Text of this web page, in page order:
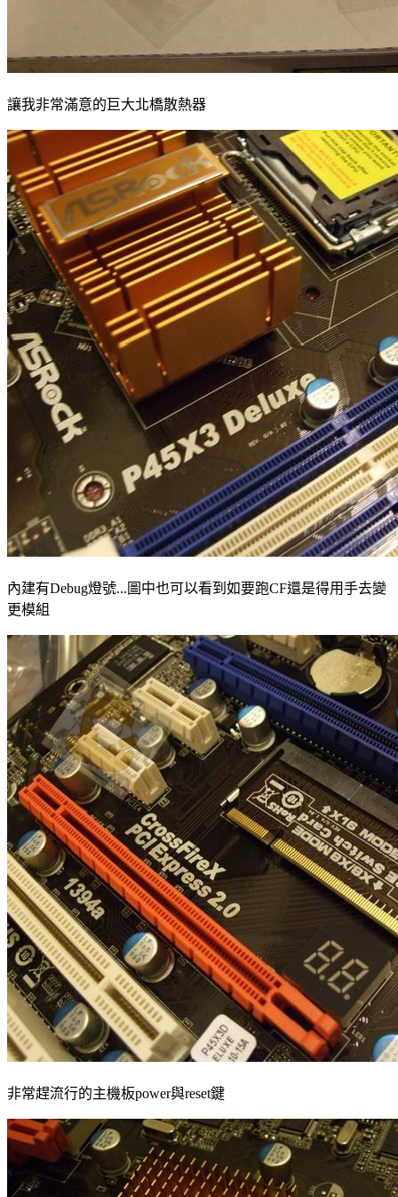
讓我非常滿意的巨大北橋散熱器
內建有Debug燈號...圖中也可以看到如要跑CF還是得用手去變
更模組
非常趕流行的主機板power與reset鍵